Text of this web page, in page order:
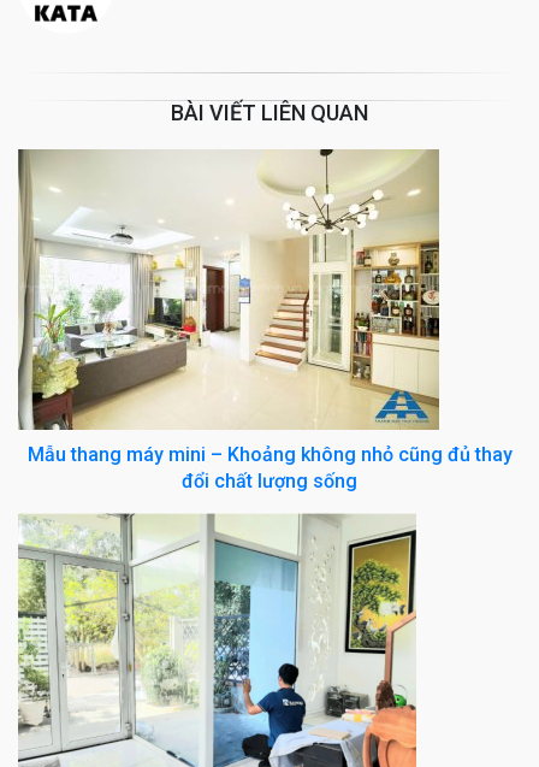
BÀI VIẾT LIÊN QUAN
Mẫu thang máy mini – Khoảng không nhỏ cũng đủ thay
đổi chất lượng sống